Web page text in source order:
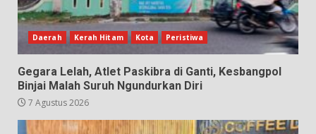
Daerah Kerah Hitam Kota Peristiwa
Gegara Lelah, Atlet Paskibra di Ganti, Kesbangpol
Binjai Malah Suruh Ngundurkan Diri
7 Agustus 2026